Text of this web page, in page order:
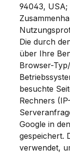
94043, USA;
Die durch
über Ihre
Browser-
besuchte
Rechners
Google in
gespeichert.
verwendet,